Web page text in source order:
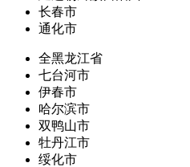
长春市
通化市
全黑龙江省
七台河市
伊春市
哈尔滨市
双鸭山市
牡丹江市
绥化市